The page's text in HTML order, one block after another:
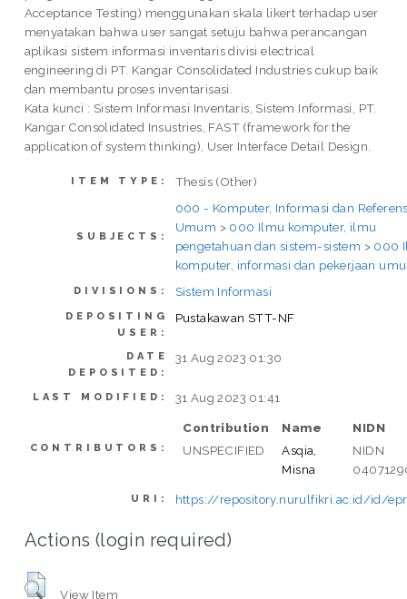
Acceptance Testing) menggunakan skala likert terhadap user
menyatakan bahwa user sangat setuju bahwa perancangan
aplikasi sistem informasi inventaris divisi electrical
engineering di PT. Kangar Consolidated Industries cukup baik
dan membantu proses inventarisasi.
Kata kunci : Sistem Informasi Inventaris, Sistem Informasi, PT.
Kangar Consolidated Insustries, FAST (framework for the
application of system thinking), User Interface Detail Design.
ITEM TYPE: Thesis (Other)
SUBJECTS:
000 - Komputer, Informasi dan
Umum > 000 Ilmu komputer, ilmu
pengetahuan dan sistem-sistem > 000
komputer, informasi dan pekerjaan
DIVISIONS: Sistem Informasi
DEPOSITING
USER:
Pustakawan STT-NF
DATE
DEPOSITED:
31 Aug 2023 01:30
LAST MODIFIED: 31 Aug 2023 01:41
CONTRIBUTORS:
Contribution Name
NIDN
UNSPECIFIED
Asqia,
Misna
NIDN
URI: https://repository.nurulfikri.ac.id/id/
Actions (login required)
View Item